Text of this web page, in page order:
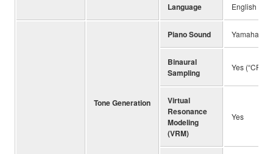
Language English
Tone Generation
Piano Sound Yamaha
Binaural
Sampling
Yes (“CFX
Virtual
Resonance
Modeling
(VRM)
Yes